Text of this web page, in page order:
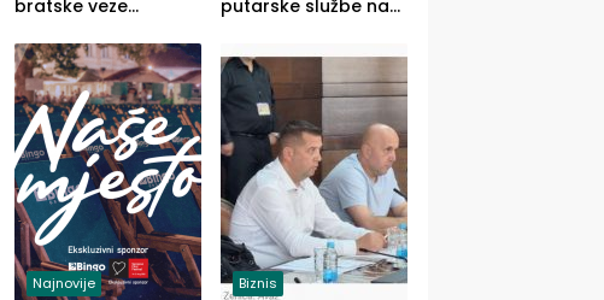
bratske veze
Zvornika
putarske službe na
prema Šapcu
(FOTO)
Najnovije Biznis